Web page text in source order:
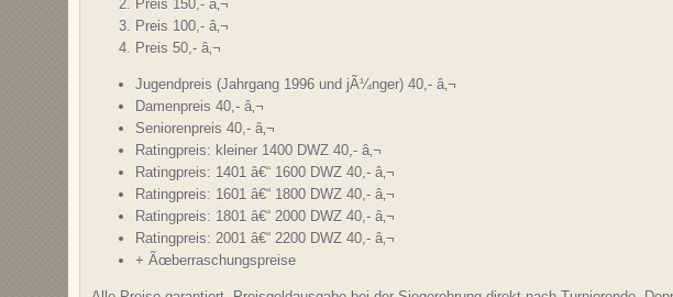
Preis 150,- â‚¬
Preis 100,- â‚¬
Preis 50,- â‚¬
Jugendpreis (Jahrgang 1996 und jÃ¼nger) 40,- â‚¬
Damenpreis 40,- â‚¬
Seniorenpreis 40,- â‚¬
Ratingpreis: kleiner 1400 DWZ 40,- â‚¬
Ratingpreis: 1401 â€“ 1600 DWZ 40,- â‚¬
Ratingpreis: 1601 â€“ 1800 DWZ 40,- â‚¬
Ratingpreis: 1801 â€“ 2000 DWZ 40,- â‚¬
Ratingpreis: 2001 â€“ 2200 DWZ 40,- â‚¬
+ Ãœberraschungspreise